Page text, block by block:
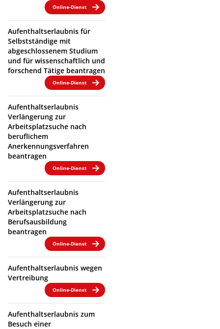
Online-Dienst
Aufenthaltserlaubnis für
Selbstständige mit
abgeschlossenem Studium
und für wissenschaftlich und
forschend Tätige beantragen
Online-Dienst
Aufenthaltserlaubnis
Verlängerung zur
Arbeitsplatzsuche nach
beruflichem
Anerkennungsverfahren
beantragen
Online-Dienst
Aufenthaltserlaubnis
Verlängerung zur
Arbeitsplatzsuche nach
Berufsausbildung
beantragen
Online-Dienst
Aufenthaltserlaubnis wegen
Vertreibung
Online-Dienst
Aufenthaltserlaubnis zum
Besuch einer